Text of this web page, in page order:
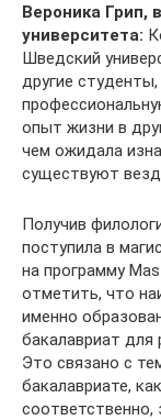
Вероника Грип,
университета:
Шведский
другие
опыт жизни в
чем ожидала
существуют
Получив
поступила в
на программу
отметить, что
именно
бакалавриат для
Это связано с
бакалавриате,